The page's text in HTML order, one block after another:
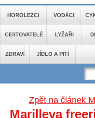
HOROLEZCI VODÁCI
CESTOVATELÉ LYŽAŘI
ZDRAVÍ JÍDLO A PITÍ
Zpět na článek
Marilleva